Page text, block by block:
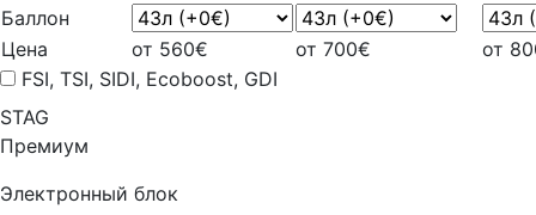
Баллон
Цена
от 560€ от 700€
от
FSI, TSI, SIDI, Ecoboost, GDI
STAG
Премиум
Электронный блок